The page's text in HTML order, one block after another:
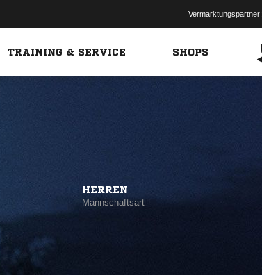
Vermarktungspartner:
TRAINING & SERVICE SHOPS
HERREN
Mannschaftsart